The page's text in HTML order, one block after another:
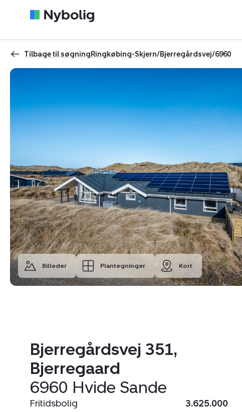
Tilbage til søgningRingkøbing-Skjern/Bjerregårdsvej/6960
Billeder Plantegninger Kort
Bjerregårdsvej 351,
Bjerregaard
6960 Hvide Sande
Fritidsbolig 3.625.000